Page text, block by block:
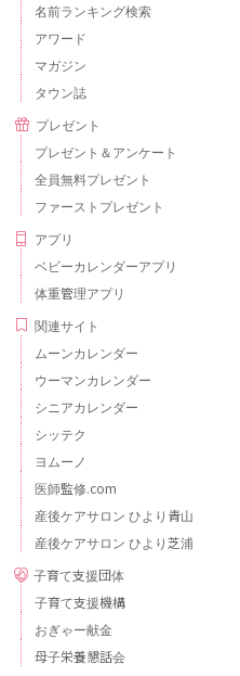
名前ランキング検索
アワード
マガジン
タウン誌
プレゼント
プレゼント＆アンケート
全員無料プレゼント
ファーストプレゼント
アプリ
ベビーカレンダーアプリ
体重管理アプリ
関連サイト
ムーンカレンダー
ウーマンカレンダー
シニアカレンダー
シッテク
ヨムーノ
医師監修.com
産後ケアサロン ひより青山
産後ケアサロン ひより芝浦
子育て支援団体
子育て支援機構
おぎゃー献金
母子栄養懇話会